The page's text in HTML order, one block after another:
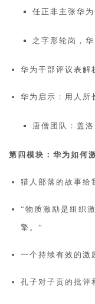
任正非主张华
之字形轮岗，
华为干部评议表解
华为启示：用人所
唐僧团队：盖
第四模块：华为如何
猎人部落的故事给
“物质激励是组织
擎。”
一个持续有效的激
孔子对子贡的批评